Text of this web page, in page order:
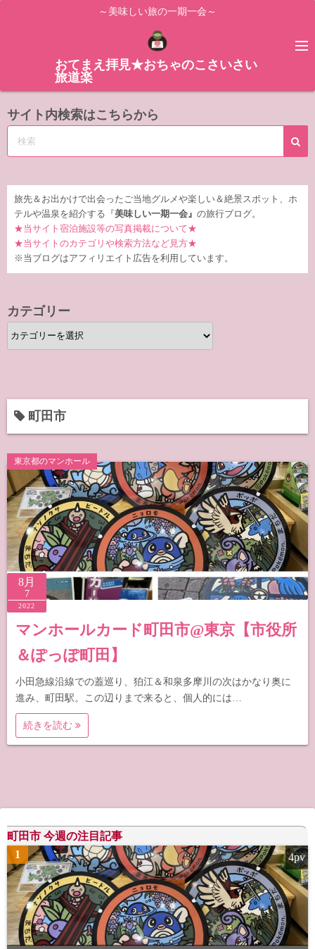
ス
ッ
～美味しい旅の一期一会～
おてまえ拝見★おちゃのこさいさい
旅道楽
サイト内検索はこちらから
旅先＆お出かけで出会ったご当地グルメや楽しい＆絶景スポット、ホ
テルや温泉を紹介する『 美味しい一期一会』 の旅行ブログ。
★当サイト宿泊施設等の写真掲載について★
★当サイトのカテゴリや検索方法など見方★
※当ブログはアフィリエイト広告を利用しています。
カテゴリー
カ
テ
ー
町田市
東京都のマンホール
8月
7
2022
マンホールカード町田市@東京【市役所
＆ぽっぽ町田】
小田急線沿線での蓋巡り、狛江＆和泉多摩川の次はかなり奥に
進み、町田駅。この辺りまで来ると、個人的には…
続きを読む
町田市 今週の注目記事
1
4pv